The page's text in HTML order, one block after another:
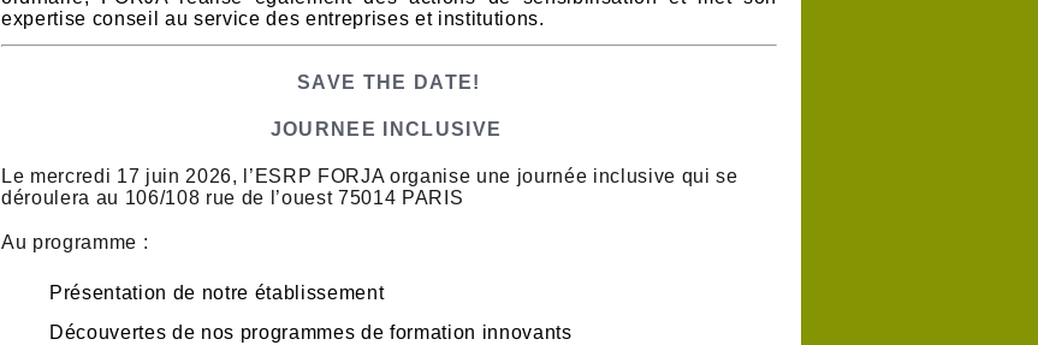
expertise conseil au service des entreprises et institutions.
SAVE THE DATE!
JOURNEE INCLUSIVE
Le mercredi 17 juin 2026, l’ESRP FORJA organise une journée inclusive qui se
déroulera au 106/108 rue de l’ouest 75014 PARIS
Au programme :
Présentation de notre établissement
Découvertes de nos programmes de formation innovants